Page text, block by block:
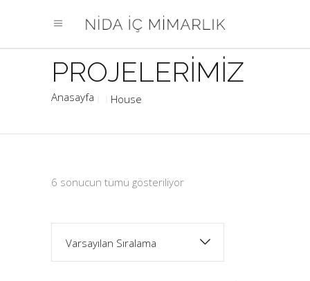
House
6 sonucun tümü gösteriliyor
Varsayılan Sıralama